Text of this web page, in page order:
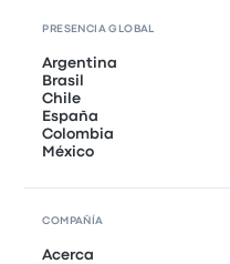
PRESENCIA GLOBAL
Argentina
Brasil
Chile
España
Colombia
México
COMPAÑÍA
Acerca